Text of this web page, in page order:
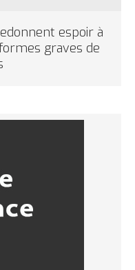
espoir à
graves de